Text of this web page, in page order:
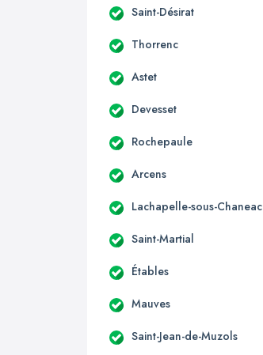
Saint-Désirat
Thorrenc
Astet
Devesset
Rochepaule
Arcens
Lachapelle-sous-Chaneac
Saint-Martial
Étables
Mauves
Saint-Jean-de-Muzols